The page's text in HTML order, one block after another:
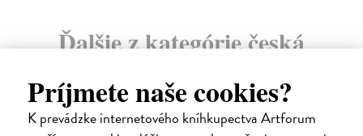
Príjmete naše cookies?
K prevádzke internetového kníhkupectva Artforum
Ďalšie z kategórie česká